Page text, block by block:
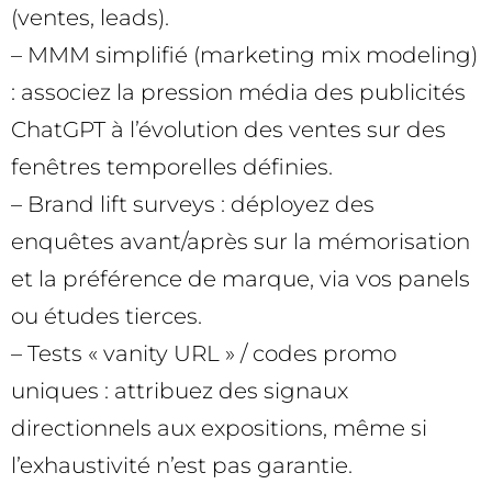
(ventes, leads).
– MMM simplifié (marketing mix modeling)
: associez la pression média des publicités
ChatGPT à l’évolution des ventes sur des
fenêtres temporelles définies.
– Brand lift surveys : déployez des
enquêtes avant/après sur la mémorisation
et la préférence de marque, via vos panels
ou études tierces.
– Tests « vanity URL » / codes promo
uniques : attribuez des signaux
directionnels aux expositions, même si
l’exhaustivité n’est pas garantie.